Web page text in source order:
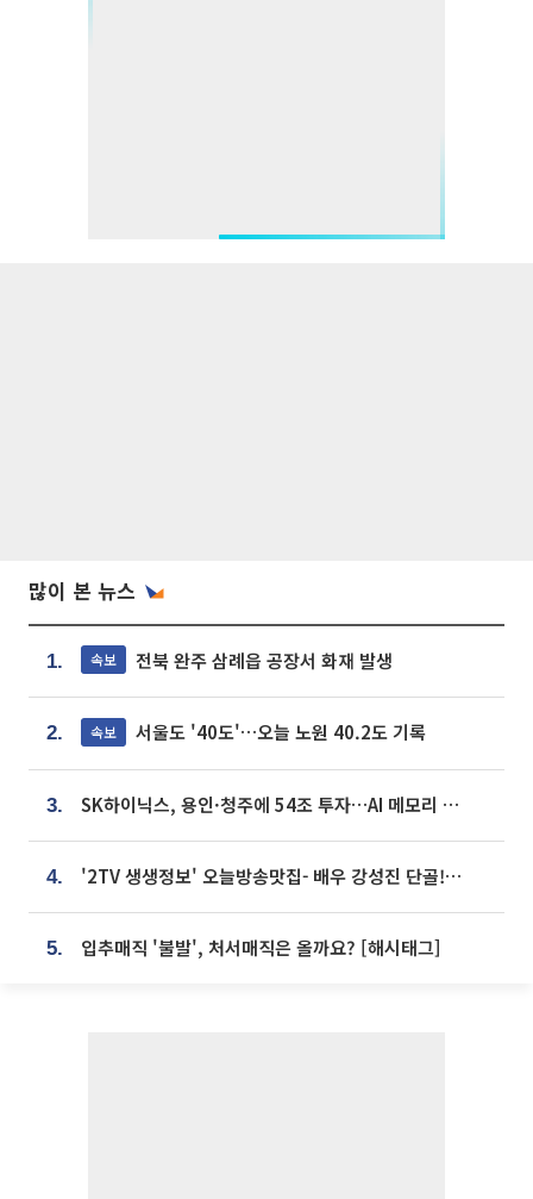
많이 본 뉴스
1. 속보 전북 완주 삼례읍 공장서 화재 발생
2. 속보 서울도 '40도'…오늘 노원 40.2도 기록
3. SK하이닉스, 용인·청주에 54조 투자…AI 메모리 생산기지 키운다
4. '2TV 생생정보' 오늘방송맛집- 배우 강성진 단골! 쌀국수ㆍ푸팟퐁 커리 맛집 '블○○○'
5. 입추매직 '불발', 처서매직은 올까요? [해시태그]